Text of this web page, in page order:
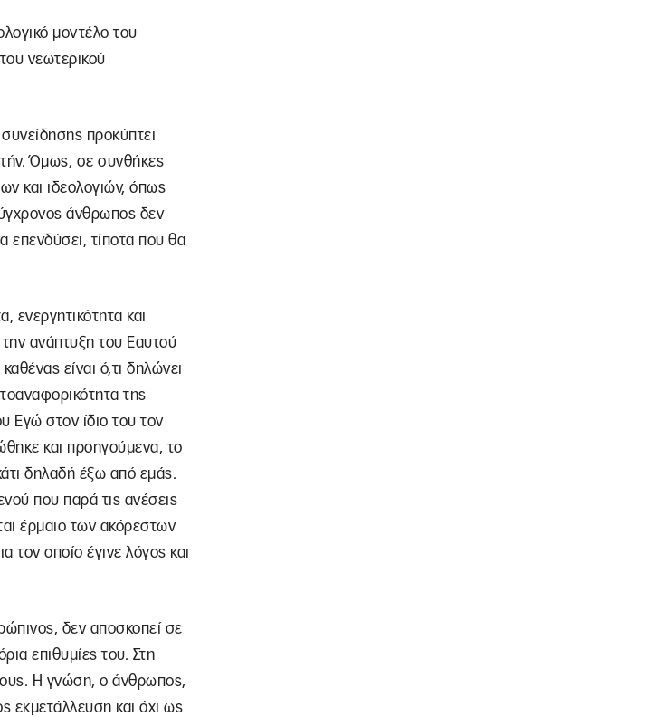
μοντέλο του
νεωτερικού
προκύπτει
Όμως, σε συνθήκες
και ιδεολογιών, όπως
άνθρωπος δεν
επενδύσει, τίποτα που θα
ενεργητικότητα και
ανάπτυξη του Εαυτού
είναι ό,τι δηλώνει
της
Εγώ στον ίδιο του τον
και προηγούμενα, το
δηλαδή έξω από εμάς.
που παρά τις ανέσεις
έρμαιο των ακόρεστων
τον οποίο έγινε λόγος και
δεν αποσκοπεί σε
επιθυμίες του. Στη
Η γνώση, ο άνθρωπος,
εκμετάλλευση και όχι ως